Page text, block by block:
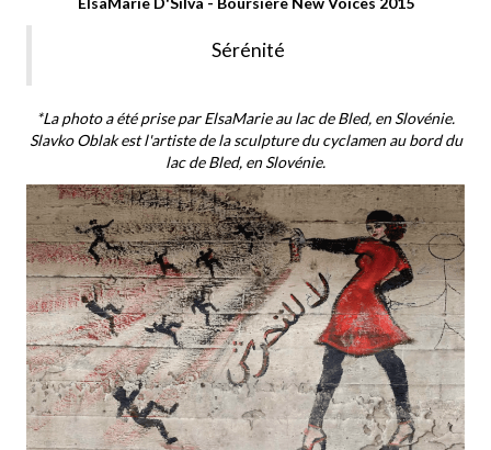
Sérénité
*La photo a été prise par ElsaMarie au lac de Bled, en Slovénie.
Slavko Oblakest l'artiste de la sculpture du cyclamen au bord du
lac de Bled, en Slovénie.